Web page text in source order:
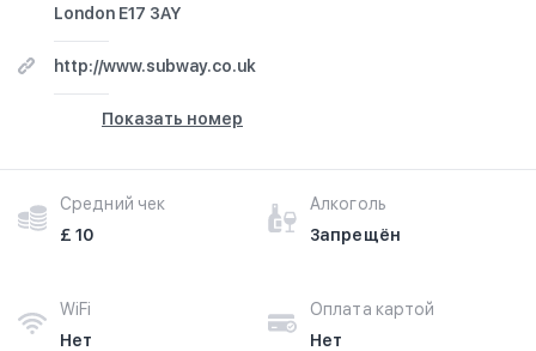
London E17 3AY
http://www.subway.co.uk
Показать номер
Средний чек
£ 10
Алкоголь
Запрещён
WiFi
Нет
Оплата картой
Нет